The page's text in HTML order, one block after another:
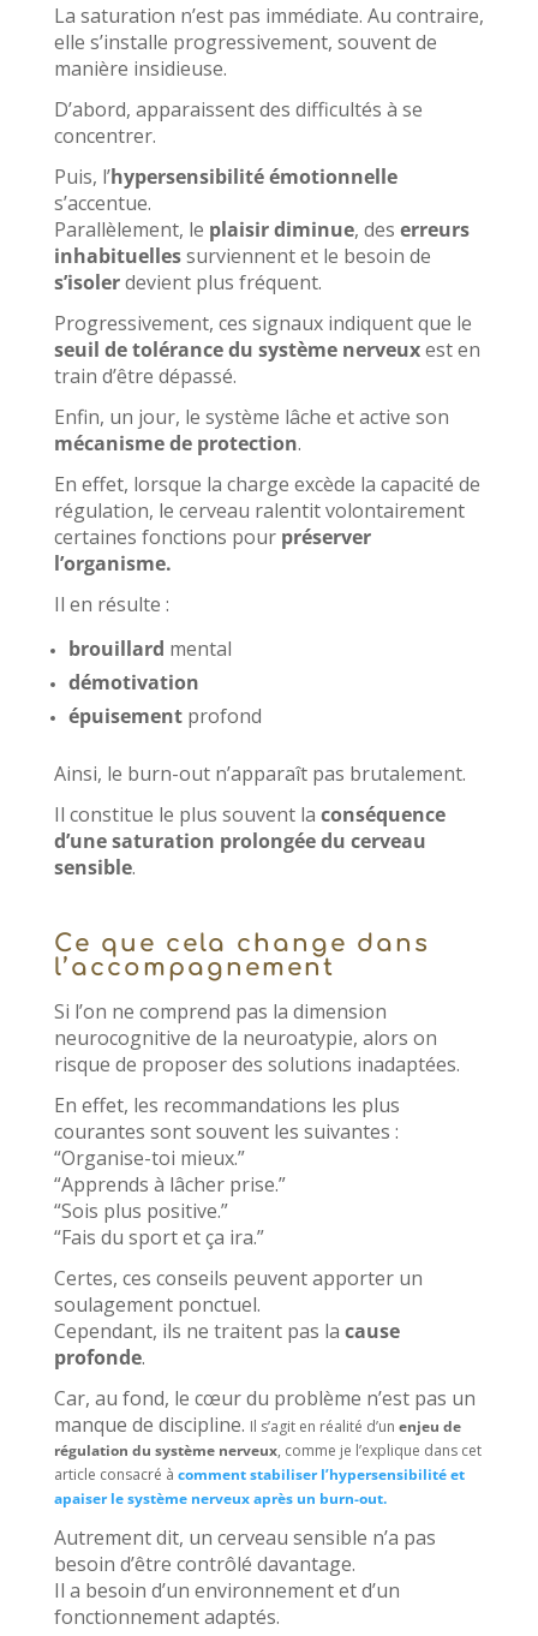
La saturation n’est pas immédiate. Au contraire,
elle s’installe progressivement, souvent de
manière insidieuse.
D’abord, apparaissent des difficultés à se
concentrer.
Puis, l’hypersensibilité émotionnelle
s’accentue.
Parallèlement, le plaisirdiminue, des erreurs
inhabituellessurviennent et le besoin de
s’isolerdevient plus fréquent.
Progressivement, ces signaux indiquent que le
seuil de tolérance du système nerveuxest en
train d’être dépassé.
Enfin, un jour, le système lâche et active son
mécanisme de protection.
En effet, lorsque la charge excède la capacité de
régulation, le cerveau ralentit volontairement
certaines fonctions pour préserver
l’organisme.
Il en résulte :
brouillard mental
démotivation
épuisementprofond
Ainsi, le burn-out n’apparaît pas brutalement.
Il constitue le plus souvent la conséquence
d’une saturation prolongée du cerveau
sensible.
Ce que cela change dans
l’accompagnement
Si l’on ne comprend pas la dimension
neurocognitive de la neuroatypie, alors on
risque de proposer des solutions inadaptées.
En effet, les recommandations les plus
courantes sont souvent les suivantes :
“Organise-toi mieux.”
“Apprends à lâcher prise.”
“Sois plus positive.”
“Fais du sport et ça ira.”
Certes, ces conseils peuvent apporter un
soulagement ponctuel.
Cependant, ils ne traitent pas la cause
profonde.
Car, au fond, le cœur du problème n’est pas un
manque de discipline. Il s’agit en réalité d’un enjeu de
régulation du système nerveux, comme je l’explique dans cet
article consacré à comment stabiliser l’hypersensibilité et
apaiser le système nerveux après un burn-out.
Autrement dit, un cerveau sensible n’a pas
besoin d’être contrôlé davantage.
Il a besoin d’un environnement et d’un
fonctionnement adaptés.